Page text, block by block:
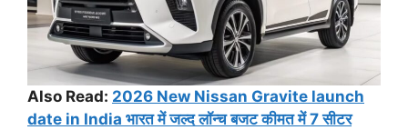
Also Read: 2026 New Nissan Gravite launch
date in India भारत में जल्द लॉन्च बजट कीमत में 7 सीटर